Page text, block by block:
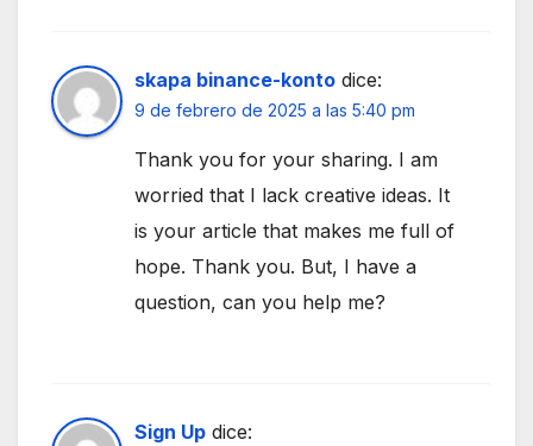
skapa binance-konto dice:
9 de febrero de 2025 a las 5:40 pm
Thank you for your sharing. I am
worried that I lack creative ideas. It
is your article that makes me full of
hope. Thank you. But, I have a
question, can you help me?
Sign Up dice: